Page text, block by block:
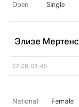
Open
Single
Элизе Мертенс
07.08, 01:45
National
Female